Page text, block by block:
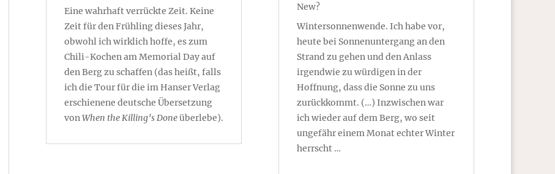
Eine wahrhaft verrückte Zeit. Keine
Zeit für den Frühling dieses Jahr,
obwohl ich wirklich hoffe, es zum
Chili-Kochen am Memorial Day auf
den Berg zu schaffen (das heißt, falls
ich die Tour für die im Hanser Verlag
erschienene deutsche Übersetzung
vonWhen the Killing’s Doneüberlebe).
New?
Wintersonnenwende. Ich habe vor,
heute bei Sonnenuntergang an den
Strand zu gehen und den Anlass
irgendwie zu würdigen in der
Hoffnung, dass die Sonne zu uns
zurückkommt. (…) Inzwischen war
ich wieder auf dem Berg, wo seit
ungefähr einem Monat echter Winter
herrscht …